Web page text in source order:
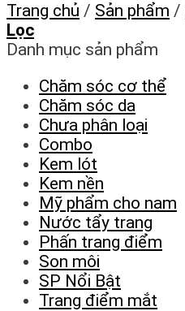
Trang chủ / Sản phẩm /
Lọc
Danh mục sản phẩm
Chăm sóc cơ thể
Chăm sóc da
Chưa phân loại
Combo
Kem lót
Kem nền
Mỹ phẩm cho nam
Nước tẩy trang
Phấn trang điểm
Son môi
SP Nổi Bật
Trang điểm mắt